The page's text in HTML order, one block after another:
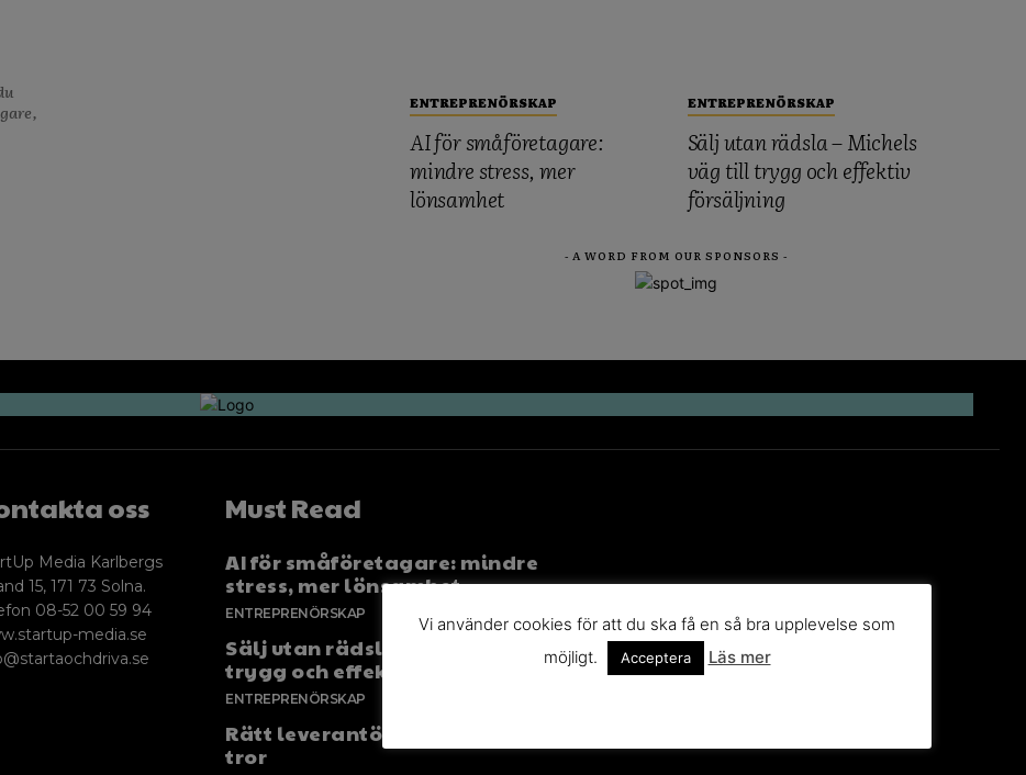
ENTREPRENÖRSKAP
AI för småföretagare:
mindre stress, mer
lönsamhet
ENTREPRENÖRSKAP
Sälj utan rädsla – Michels
väg till trygg och effektiv
försäljning
- A WORD FROM OUR SPONSORS -
oss
Media Karlbergs
15, 171 73 Solna.
08-52 00 59 94
media.se
Must Read
AI för småföretagare: mindre
stress, mer lönsamhet
ENTREPRENÖRSKAP
Sälj utan rädsla – Michels väg till
trygg och effektiv försäljning
ENTREPRENÖRSKAP
Rätt leverantör – viktigare än du
tror
Vi använder cookies för att du ska få en så bra upplevelse som
möjligt.
Acceptera Läs mer